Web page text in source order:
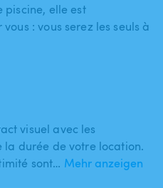
piscine​,​ elle est
: vous serez les seuls à
visuel avec les
durée de votre location.
sont… Mehr anzeigen